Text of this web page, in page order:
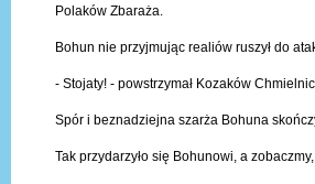
Polaków Zbaraża.
Bohun nie przyjmując realiów ruszył do
- Stojaty! - powstrzymał Kozaków
Spór i beznadziejna szarża Bohuna
Tak przydarzyło się Bohunowi, a